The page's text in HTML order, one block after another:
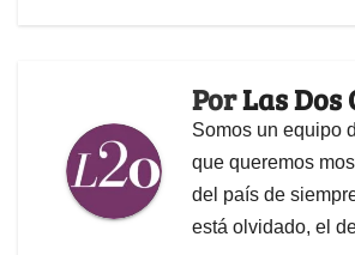
PorLas
Somos un equipo
que queremos
del país de
está olvidado, el